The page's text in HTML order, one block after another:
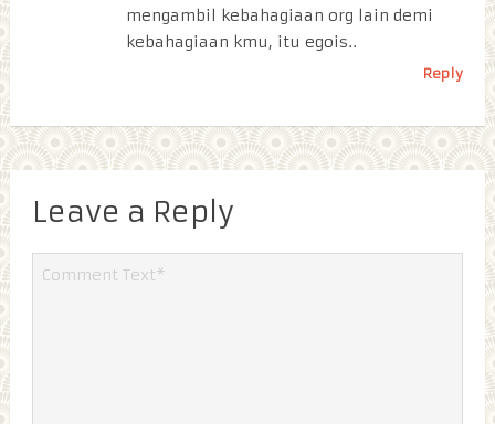
mengambil kebahagiaan org lain demi
kebahagiaan kmu, itu egois..
Reply
Leave a Reply